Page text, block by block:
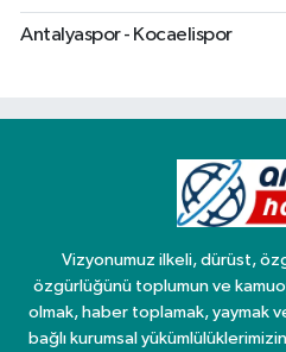
Antalyaspor - Kocaelispor
Vizyonumuz ilkeli, dürüst,
özgürlüğünü toplumun ve
olmak, haber toplamak, yaymak
bağlı kurumsal